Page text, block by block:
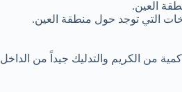
العين.
التي توجد حول منطقة العين.
من الكريم والتدليك جيداً من الداخل